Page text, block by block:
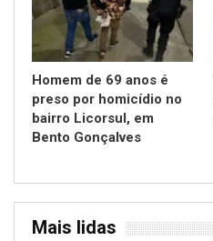
Homem de 69 anos é
preso por homicídio no
bairro Licorsul, em
Bento Gonçalves
Mais lidas